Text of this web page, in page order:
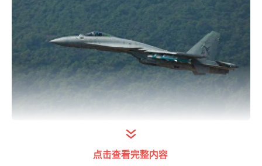
反区操纵，是指舰载机着舰飞行时，飞行员采
取的一种极其特殊的操纵模式。军事专家曹卫
点击查看完整内容